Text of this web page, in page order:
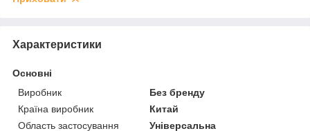
Характеристики
Основні
Виробник
Без бренду
Країна виробник
Китай
Область застосування
Універсальна